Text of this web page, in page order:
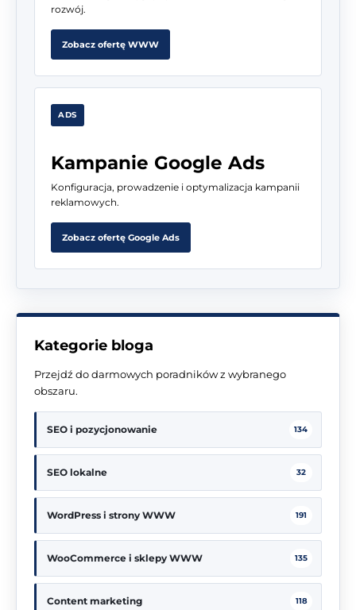
rozwój.
Zobacz ofertę WWW
ADS
Kampanie Google Ads
Konfiguracja, prowadzenie i optymalizacja kampanii
reklamowych.
Zobacz ofertę Google Ads
Kategorie bloga
Przejdź do darmowych poradników z wybranego
obszaru.
SEO i pozycjonowanie 134
SEO lokalne 32
WordPress i strony WWW 191
WooCommerce i sklepy WWW 135
Content marketing 118